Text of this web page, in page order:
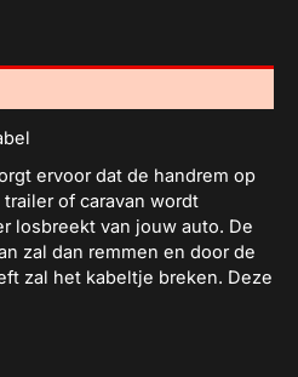
ervoor dat de handrem op
of caravan wordt
losbreekt van jouw auto. De
zal dan remmen en door de
zal het kabeltje breken. Deze